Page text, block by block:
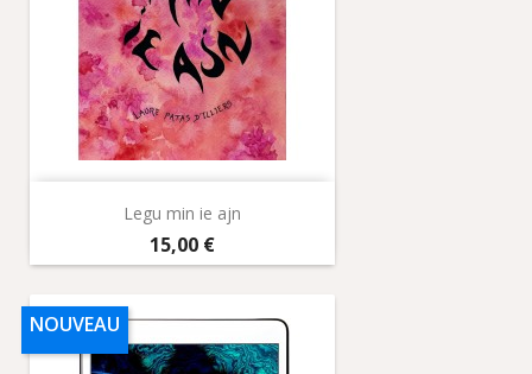
Legu min ie ajn
Prix
15,00 €
NOUVEAU